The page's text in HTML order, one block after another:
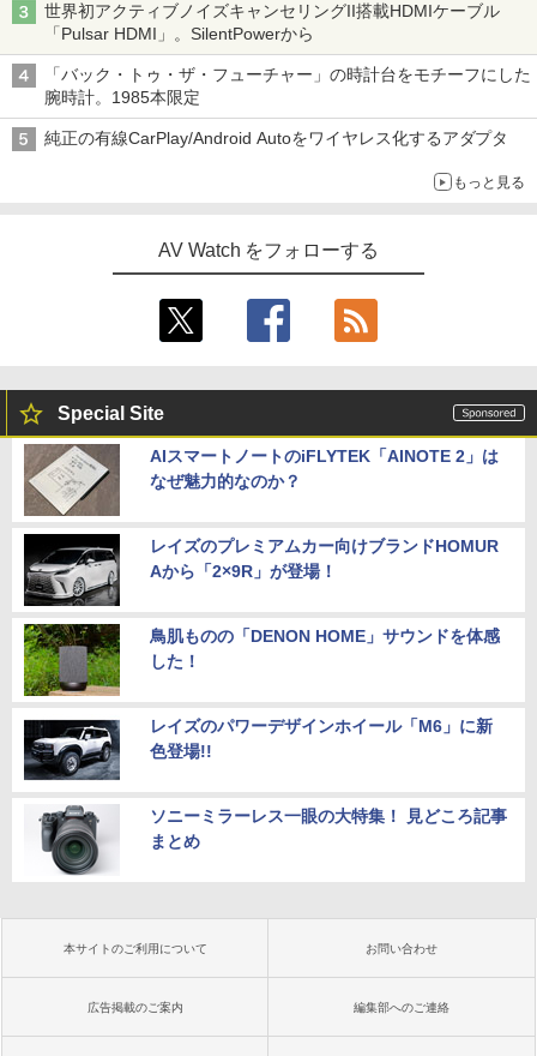
世界初アクティブノイズキャンセリングII搭載HDMIケーブル
「Pulsar HDMI」。SilentPowerから
「バック・トゥ・ザ・フューチャー」の時計台をモチーフにした
腕時計。1985本限定
純正の有線CarPlay/Android Autoをワイヤレス化するアダプタ
もっと見る
AV Watch をフォローする
Special Site
AIスマートノートのiFLYTEK「AINOTE 2」は
なぜ魅力的なのか？
レイズのプレミアムカー向けブランドHOMUR
Aから「2×9R」が登場！
鳥肌ものの「DENON HOME」サウンドを体感
した！
レイズのパワーデザインホイール「M6」に新
色登場!!
ソニーミラーレス一眼の大特集！ 見どころ記事
まとめ
本サイトのご利用について お問い合わせ
広告掲載のご案内 編集部へのご連絡